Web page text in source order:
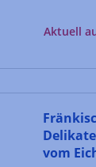
Aktuell
vom